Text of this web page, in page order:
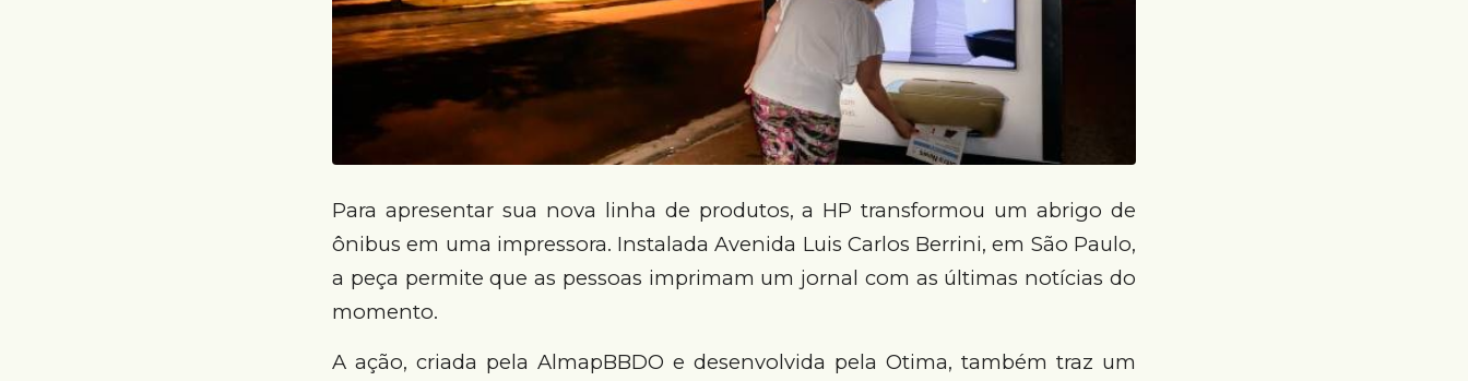
Para apresentar sua nova linha de produtos, a HP transformou um abrigo de
ônibus em uma impressora. Instalada Avenida Luis Carlos Berrini, em São Paulo,
a peça permite que as pessoas imprimam um jornal com as últimas notícias do
momento.
A ação, criada pela AlmapBBDO e desenvolvida pela Otima, também traz um